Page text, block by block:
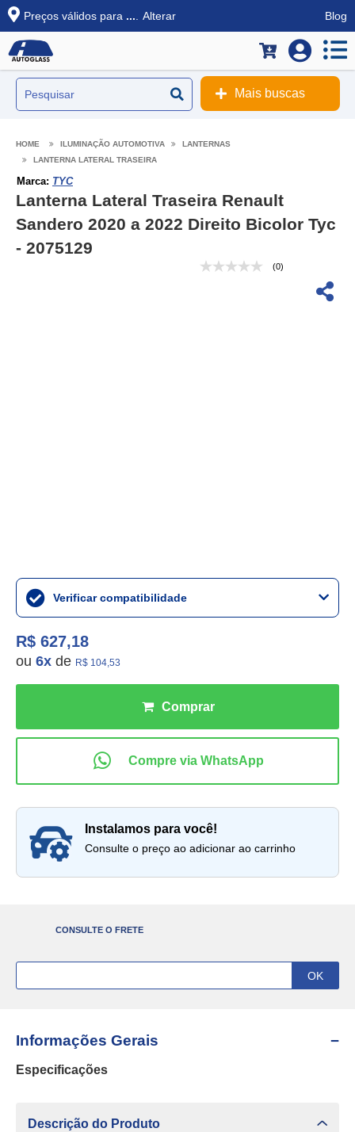
Preços válidos para ... Alterar Blog
Mais buscas
ILUMINAÇÃO AUTOMOTIVA
LANTERNAS
LANTERNA LATERAL TRASEIRA
Marca: TYC
Lanterna Lateral Traseira Renault
Sandero 2020 a 2022 Direito Bicolor Tyc
- 2075129
(0)
Verificar compatibilidade
R$ 627,18
ou 6x de R$ 104,53
instalamos para você!
Consulte o preço ao adicionar ao carrinho
CONSULTE O FRETE
Informações Gerais
Especificações
Descrição do Produto